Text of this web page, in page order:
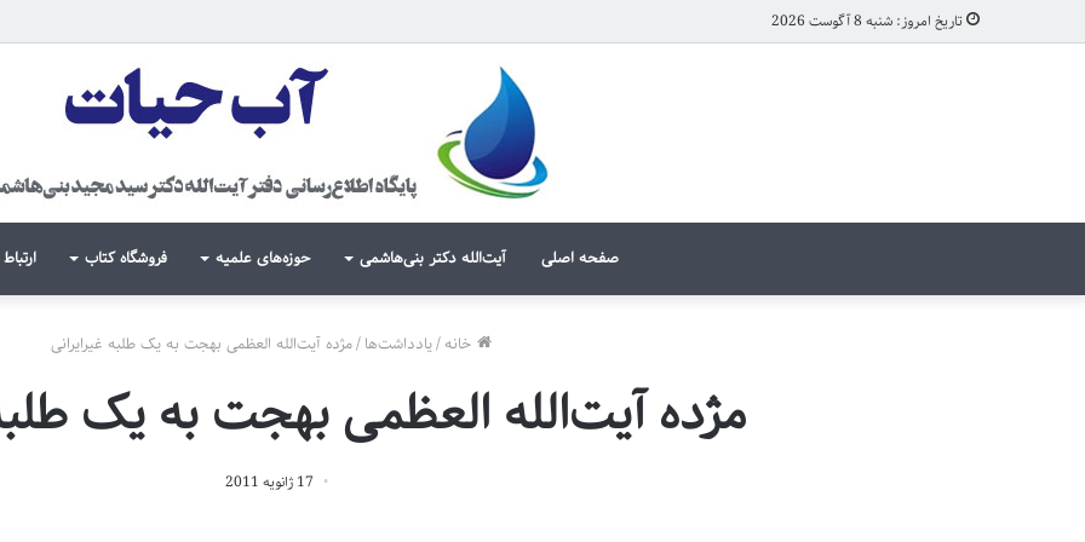
تاریخ امروز: شنبه 8 آگوست 2026
صفحه اصلی آیت‌الله دکتر بنی‌هاشمی حوزه‌های علمیه فروشگاه کتاب
خانه/یادداشت‌ها/مژده آیت‌الله العظمی بهجت به یک طلبه غیرایرانی
مژده آیت‌الله العظمی بهجت به یک
17 ژانویه 2011